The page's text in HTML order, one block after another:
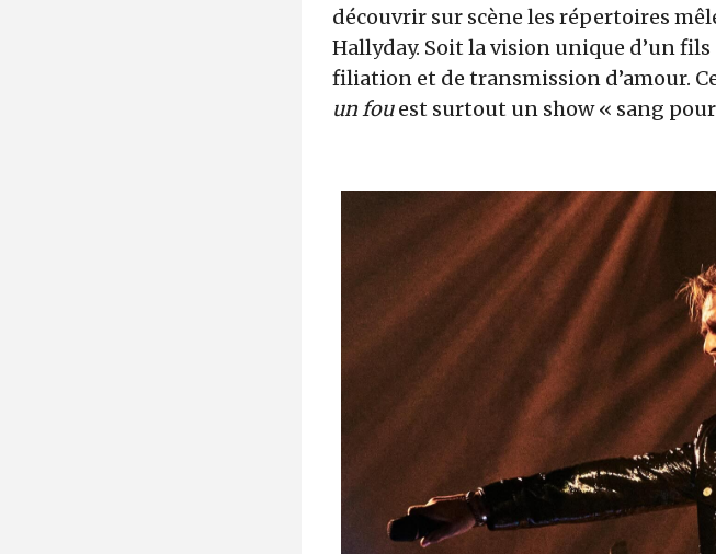
découvrir sur scène les répertoires
Hallyday. Soit la vision unique d’un
filiation et de transmission d’amour.
un fouest surtout un show « sang